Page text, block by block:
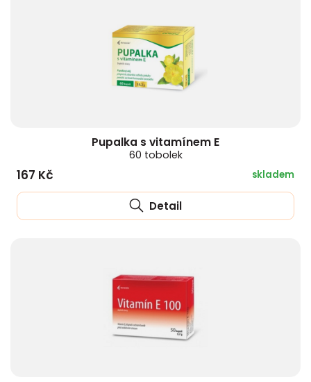
Pupalka s vitamínem E
60 tobolek
167 Kč skladem
Detail